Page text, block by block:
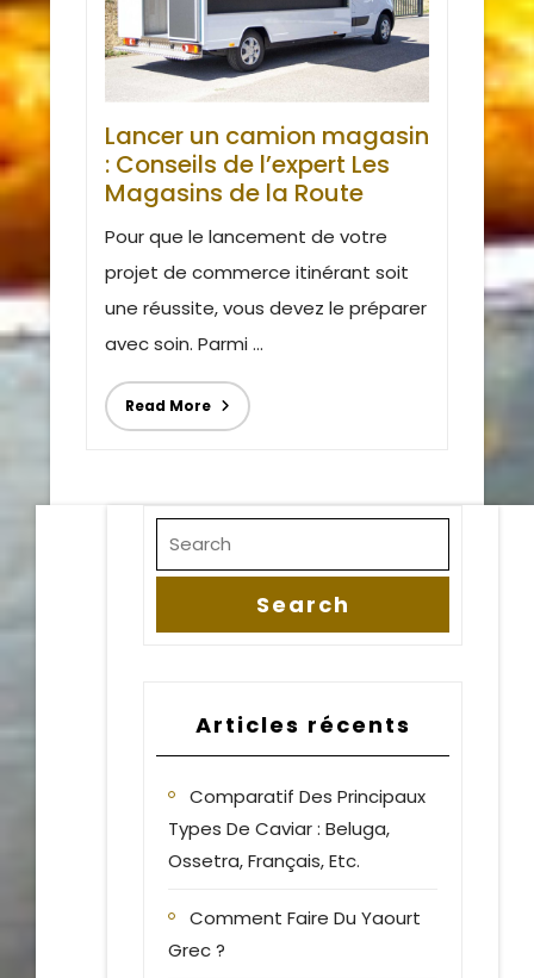
Lancer un camion magasin
: Conseils de l’expert Les
Magasins de la Route
Pour que le lancement de votre
projet de commerce itinérant soit
une réussite, vous devez le préparer
avec soin. Parmi ...
Read More
Articles récents
Comparatif Des Principaux
Types De Caviar : Beluga,
Ossetra, Français, Etc.
Comment Faire Du Yaourt
Grec ?